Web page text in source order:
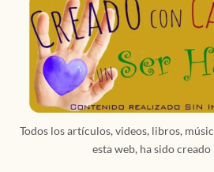
Todos los artículos, videos, libros,
esta web, ha sido